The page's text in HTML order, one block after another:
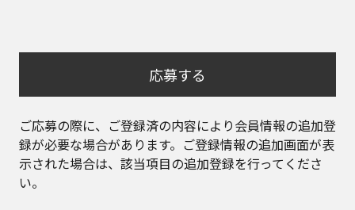
応募する
ご応募の際に、ご登録済の内容により会員情報の追加登
録が必要な場合があります。ご登録情報の追加画面が表
示された場合は、該当項目の追加登録を行ってくださ
い。